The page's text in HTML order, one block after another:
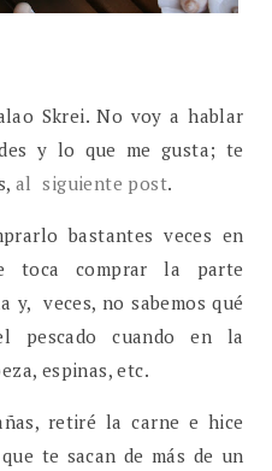
Skrei. No voy a hablar
y lo que me gusta; te
al siguiente post.
bastantes veces en
toca comprar la parte
y, veces, no sabemos qué
pescado cuando en la
espinas, etc.
retiré la carne e hice
te sacan de más de un